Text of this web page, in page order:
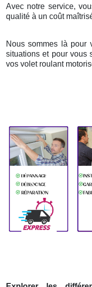
Avec notre service,
qualité à un coût
Nous sommes là pour
situations et pour vous
vos volet roulant